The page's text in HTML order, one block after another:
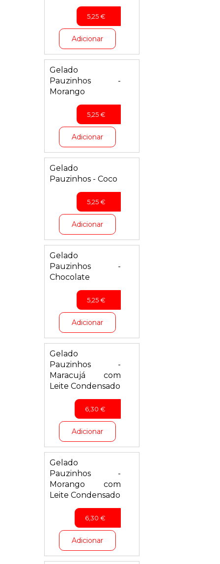
5,25€
Adicionar
Gelado
Pauzinhos -
Morango
5,25€
Adicionar
Gelado
Pauzinhos - Coco
5,25€
Adicionar
Gelado
Pauzinhos -
Chocolate
5,25€
Adicionar
Gelado
Pauzinhos -
Maracujá com
Leite Condensado
6,30 €
Adicionar
Gelado
Pauzinhos -
Morango com
Leite Condensado
6,30 €
Adicionar